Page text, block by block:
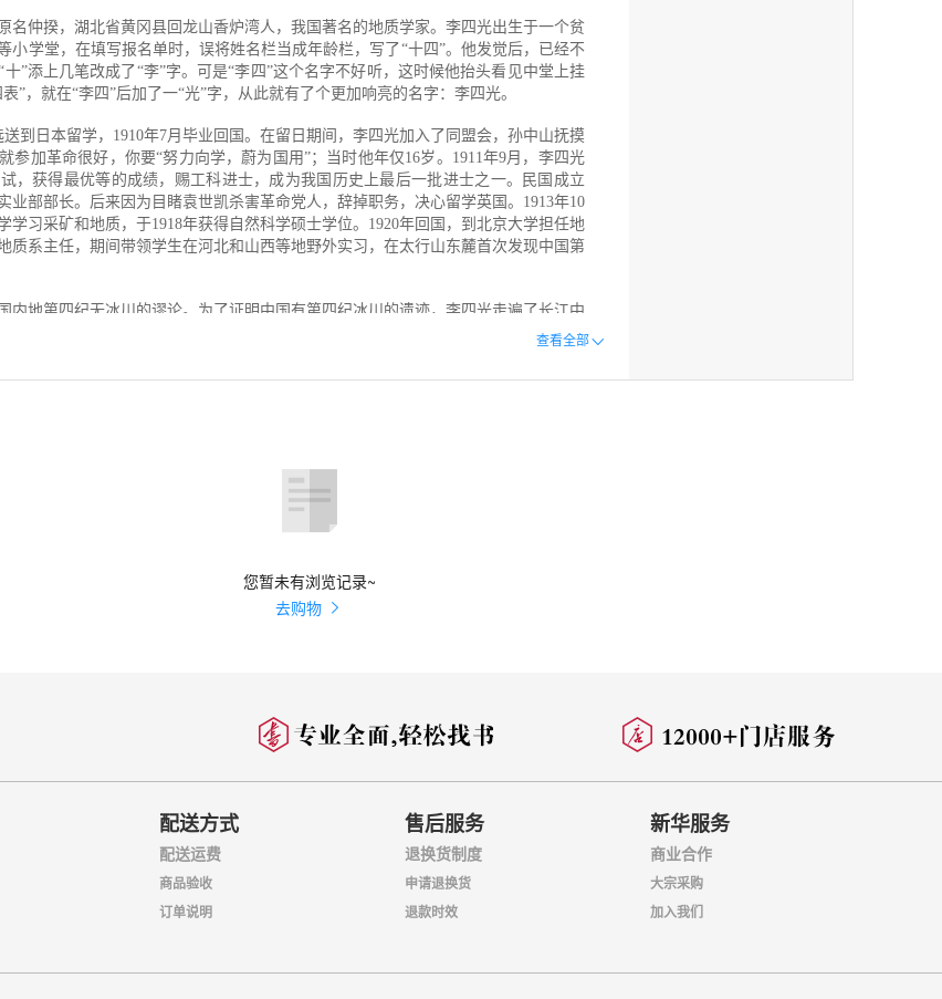
浑天仪
快的科学探索和发现之旅。
名仲揆，湖北省黄冈县回龙山香炉湾人，我国著名的地质学家。李四光出生于一个贫
小学堂，在填写报名单时，误将姓名栏当成年龄栏，写了“十四”。他发觉后，已经不
”添上几笔改成了“李”字。可是“李四”这个名字不好听，这时候他抬头看见中堂上挂
”，就在“李四”后加了一“光”字，从此就有了个更加响亮的名字：李四光。
送到日本留学，1910年7月毕业回国。在留日期间，李四光加入了同盟会，孙中山抚摸
参加革命很好，你要“努力向学，蔚为国用”；当时他年仅16岁。1911年9月，李四光
，获得最优等的成绩，赐工科进士，成为我国历史上最后一批进士之一。民国成立
业部部长。后来因为目睹袁世凯杀害革命党人，辞掉职务，决心留学英国。1913年10
学习采矿和地质，于1918年获得自然科学硕士学位。1920年回国，到北京大学担任地
质系主任，期间带领学生在河北和山西等地野外实习，在太行山东麓首次发现中国第
内地第四纪无冰川的谬论。为了证明中国有第四纪冰川的遗迹，李四光走遍了长江中
华南等地，经过深入调查，收集到很多证据，发表了一系列关于中国第四纪冰川的文
候学研究上的一个重要里程碑。
地质所所长，1929年被英国伦敦地质学会选为国外会员，1931年被伯明翰大学授予自
赴英国伯明翰和剑桥等大学讲学，1936年回国后继续进行地质考察和研究工作。1947
反响。从此，地质力学这门新学科正式进入世界科技殿堂。此后，李四光得知新中国
派的阻挠，于1950年初回到祖国的怀抱。
找到油田，使我国一举摘掉了贫油国的帽子。
川学和地质力学的研究，在鉴定古生物化石、发现中国第四纪冰川和创立地质力学等
究岩石变形和破坏的学科。它是运用力学的观点研究地壳的各种构造体系和形式，进
性解决地壳运动问题的途径。地质力学的研究，对于矿产的分布规律、工程地质、地
《地质力学概论》等著作中。
界上唯一的超级大国，创造了高度发达的物质文明，但是它的历史只有两百多年。
，那里还是一片蛮荒之地。而当伟大的航海家哥伦布开辟了新航线之后，无数的拓荒
土地。
，由于地球是圆形的，只要从欧洲出发．向西航行，经过非洲南部就可抵达亚洲。
查看全部
您暂未有浏览记录~
去购物
配送方式
配送运费
商品验收
订单说明
售后服务
退换货制度
申请退换货
退款时效
新华服务
商业合作
大宗采购
加入我们